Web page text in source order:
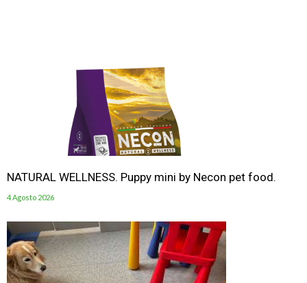
NATURAL WELLNESS. Puppy mini by Necon pet food.
4 Agosto 2026